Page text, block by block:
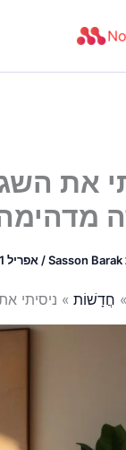
Sasson Barak
/ אפריל 1, 2026
חֲדָשׁוֹת ניסיתי את השגרה הזו 30